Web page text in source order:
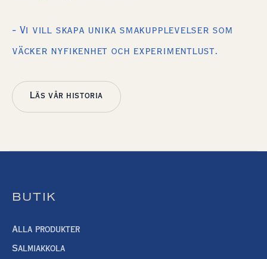
- Vi vill skapa unika smakupplevelser som
väcker nyfikenhet och experimentlust.
Läs vår historia
BUTIK
Alla produkter
Salmiakkola